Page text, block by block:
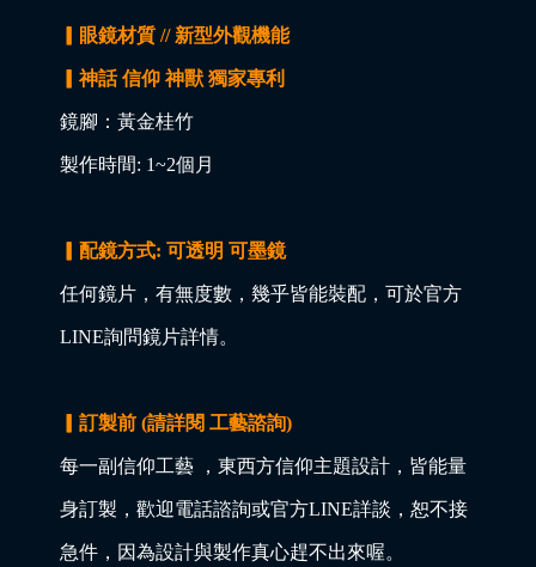
▎眼鏡材質 // 新型外觀機能
▎神話 信仰 神獸 獨家專利
鏡腳：黃金桂竹
製作時間: 1~2個月
▎配鏡方式: 可透明 可墨鏡
任何鏡片，有無度數，幾乎皆能裝配，可於官方
LINE詢問鏡片詳情。
▎訂製前 (請詳閱 工藝諮詢)
每一副信仰工藝 ，東西方信仰主題設計，皆能量
身訂製，歡迎電話諮詢或官方LINE詳談，恕不接
急件，因為設計與製作真心趕不出來喔。